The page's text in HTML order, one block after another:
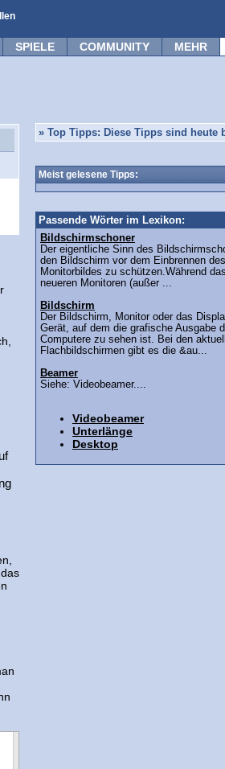
SPIELE COMMUNITY MEHR
» Top Tipps: Diese Tipps sind heute
Meist gelesene Tipps:
Passende Wörter im Lexikon:
Bildschirmschoner
Der eigentliche Sinn des
den Bildschirm vor dem Einbrennen des
Monitorbildes zu schützen.Während
neueren Monitoren (außer ...
Bildschirm
Der Bildschirm, Monitor oder das
Gerät, auf dem die grafische Ausgabe
Computere zu sehen ist. Bei den
Flachbildschirmen gibt es die &au...
Beamer
Siehe: Videobeamer....
Videobeamer
Unterlänge
Desktop